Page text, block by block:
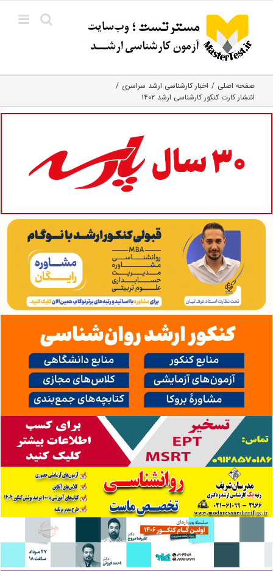
content
صفحه اصلی
اخبار کارشناسی ارشد سراسری
انتشار کارت کنکور کارشناسی ارشد ۱۴۰۲